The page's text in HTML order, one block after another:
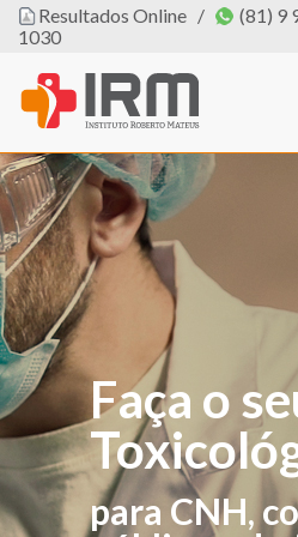
Resultados Online / (81) 9
1030
Faça o
para CNH,
O IRM
DE